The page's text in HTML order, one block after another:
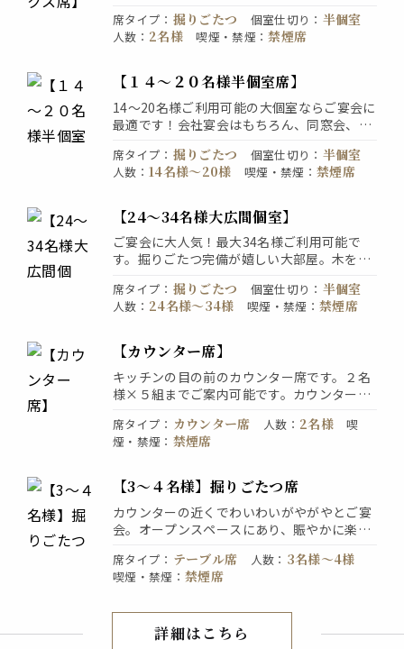
落ち着いた雰囲気でゆっくりお酒をお楽しみ
ください。内装にも個室外観もガラスを多用
作りいたしました。
席タイプ ： 掘りごたつ 個室仕切り ： 半個室
人数 ： 2名様 喫煙・禁煙：禁煙席
【１４～２０名様半個室席】
14～20名様ご利用可能の大個室ならご宴会に
最適です！会社宴会はもちろん、同窓会、合
部屋です。お席のみのご予約も承っておりま
す。お気軽にお問合せください。
席での接待や飲み会の他、合コン利用も好評
です。
席タイプ ： 掘りごたつ 個室仕切り ： 半個室
人数 ： 14名様〜20様 喫煙・禁煙 ： 禁煙席
【24～34名様大広間個室】
ご宴会に大人気！最大34名様ご利用可能で
す。掘りごたつ完備が嬉しい大部屋。木を基
たかみがあります。広々空間で団体様もゆっ
たりご宴会♪
です。お席のみのご予約も承っております。
お気軽にお問合せください。
席タイプ ： 掘りごたつ 個室仕切り ： 半個室
人数 ： 24名様〜34様 喫煙・禁煙 ： 禁煙席
【カウンター席】
キッチンの目の前のカウンター席です。２名
様×５組までご案内可能です。カウンター席
ながら焼きたての串を召し上がるのもまた楽
しみです。居酒屋らしい雰囲気が感じられ、
席タイプ ： カウンター席 人数 ： 2名様
喫
煙・禁煙 ： 禁煙席
【3～４名様】掘りごたつ席
カウンターの近くでわいわいがやがやとご宴
会。オープンスペースにあり、賑やかに楽し
く、気軽で評判のお席です。ご友人同士のご
利用や女子会などにご活用ください。
席タイプ ： テーブル席 人数 ： 3名様〜4様
喫煙・禁煙 ： 禁煙席
店内紹介
詳細はこちら